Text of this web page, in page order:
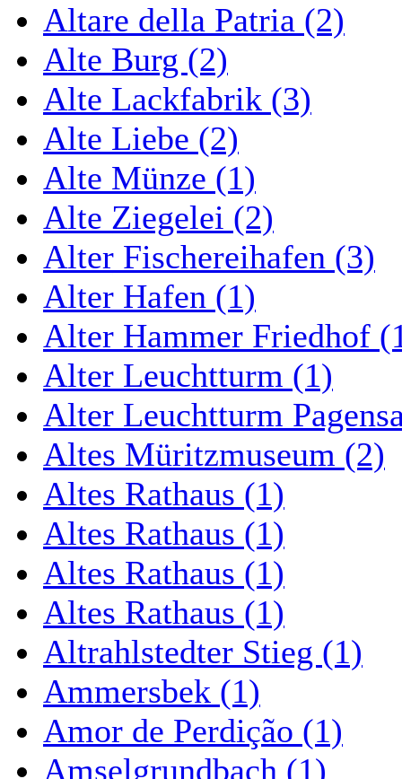
Altare della Patria (2)
Alte Burg (2)
Alte Lackfabrik (3)
Alte Liebe (2)
Alte Münze (1)
Alte Ziegelei (2)
Alter Fischereihafen (3)
Alter Hafen (1)
Alter Hammer Friedhof
Alter Leuchtturm (1)
Alter Leuchtturm
Altes Müritzmuseum (2)
Altes Rathaus (1)
Altes Rathaus (1)
Altes Rathaus (1)
Altes Rathaus (1)
Altrahlstedter Stieg (1)
Ammersbek (1)
Amor de Perdição (1)
Amselgrundbach (1)